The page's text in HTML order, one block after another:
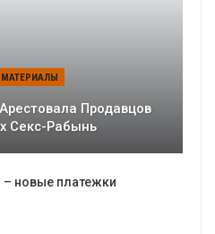
Продавцов
Секс-Рабынь
новые платежки